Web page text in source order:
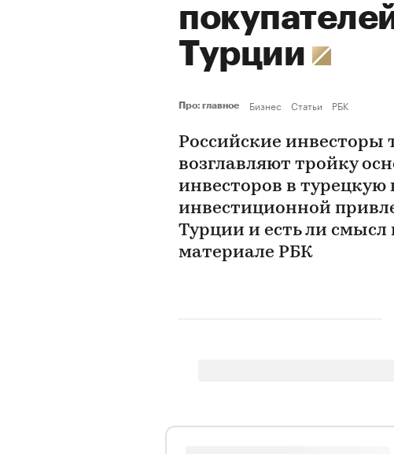
Турции
Про: главное Бизнес Статьи РБК
Российские инвесторы
возглавляют тройку
инвесторов в
инвестиционной
Турции и есть ли
материале РБК